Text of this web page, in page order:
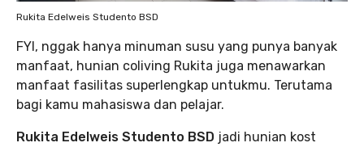
Rukita Edelweis Studento BSD
FYI, nggak hanya minuman susu yang punya banyak
manfaat, hunian coliving Rukita juga menawarkan
manfaat fasilitas superlengkap untukmu. Terutama
bagi kamu mahasiswa dan pelajar.
Rukita Edelweis Studento BSD jadi hunian kost